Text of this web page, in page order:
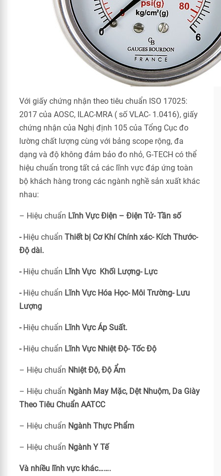
Với giấy chứng nhận theo tiêu chuẩn ISO 17025:
2017 của AOSC, ILAC-MRA ( số VLAC- 1.0416), giấy
chứng nhận của Nghị định 105 của Tổng Cục đo
lường chất lượng cùng với bảng scope rộng, đa
dạng và độ không đảm bảo đo nhỏ, G-TECH có thể
hiệu chuẩn trong tất cả các lĩnh vực đáp ứng toàn
bộ khách hàng trong các ngành nghề sản xuất khác
nhau:
– Hiệu chuẩn Lĩnh Vực Điện – Điện Tử- Tần số
- Hiệu chuẩn Thiết bị Cơ Khí Chính xác- Kích Thước-
Độ dài.
- Hiệu chuẩn Lĩnh Vực Khối Lượng- Lực
- Hiệu chuẩn Lĩnh Vực Hóa Học- Môi Trường- Lưu
Lượng
- Hiệu chuẩn Lĩnh Vực Áp Suất.
-Hiệu chuẩn Lĩnh Vực Nhiệt Độ- Tốc Độ
– Hiệu chuẩn Nhiệt Độ, Độ Ẩm
– Hiệu chuẩn Ngành May Mặc, Dệt Nhuộm, Da Giày
Theo Tiêu Chuẩn AATCC
– Hiệu chuẩn Ngành Thực Phẩm
– Hiệu chuẩn Ngành Y Tế
Và nhiều lĩnh vực khác…….